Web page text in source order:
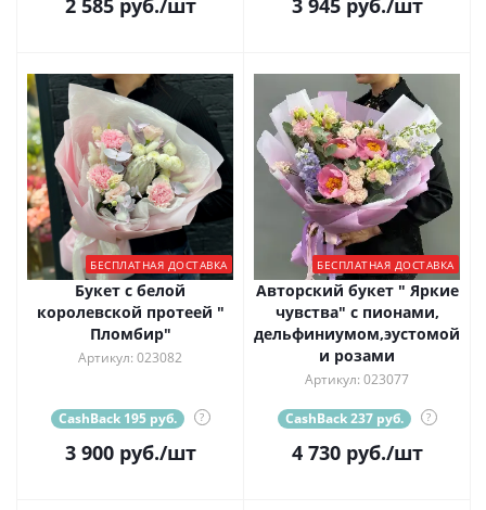
2 585руб./шт 3 945руб./шт
БЕСПЛАТНАЯ ДОСТАВКА
Букет с белой
королевской протеей "
Пломбир"
Артикул: 023082
CashBack 195 руб. ?
3 900руб./шт
БЕСПЛАТНАЯ ДОСТАВКА
Авторский букет " Яркие
чувства" с пионами,
дельфиниумом,эустомой
и розами
Артикул: 023077
CashBack 237 руб. ?
4 730руб./шт